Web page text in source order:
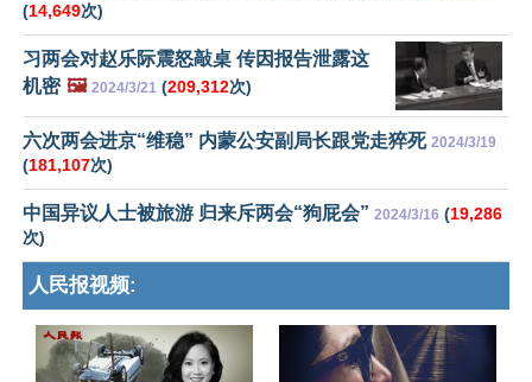
(14,649次)
习两会对赵乐际震怒敲桌 传因报告泄露这
机密 🖼️ 2024/3/21 (209,312次)
六次两会进京“维稳” 内蒙公安副局长跟党走猝死 2024/3/19
(181,107次)
中国异议人士被旅游 归来斥两会“狗屁会” 2024/3/16 (19,286
次)
人民报视频: